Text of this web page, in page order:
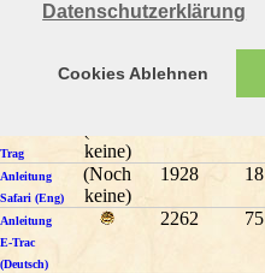
Datenschutzerklärung
Cookies Ablehnen
CTX3030 2017 18
(Noch
1989
Trag
keine)
Anleitung
Safari (Eng)
(Noch
keine)
1928 18
Anleitung
E-Trac
(Deutsch)
2262 75